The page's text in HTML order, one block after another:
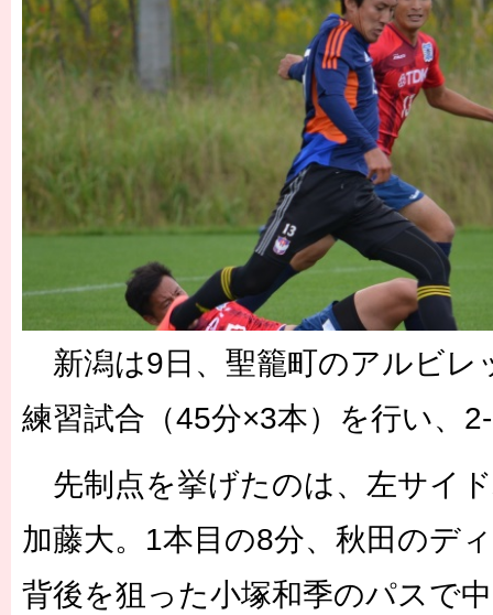
新潟は9日、聖籠町のアルビレ
練習試合（45分×3本）を行い、
先制点を挙げたのは、左サイ
加藤大。1本目の8分、秋田のデ
背後を狙った小塚和季のパスで